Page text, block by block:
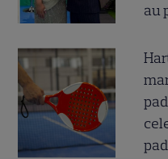
au